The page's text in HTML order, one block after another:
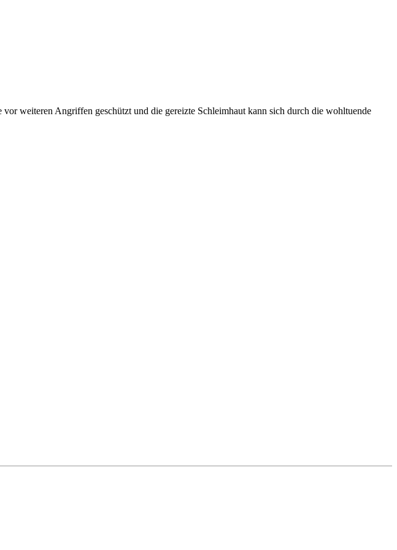
weiteren Angriffen geschützt und die gereizte Schleimhaut kann sich durch die wohltuende